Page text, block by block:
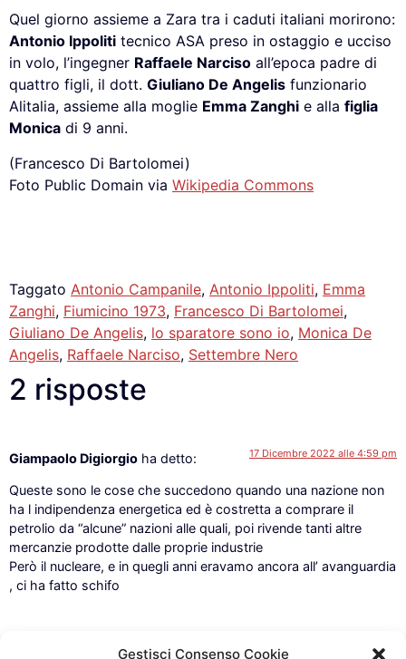
Gestisci Consenso Cookie
Quel giorno assieme a Zara tra i caduti italiani morirono:
Antonio Ippoliti tecnico ASA preso in ostaggio e ucciso
in volo, l’ingegner Raffaele Narciso all’epoca padre di
quattro figli, il dott. Giuliano De Angelis funzionario
Alitalia, assieme alla moglie Emma Zanghi e alla figlia
Monica di 9 anni.
(Francesco Di Bartolomei)
Foto Public Domain via Wikipedia Commons
Taggato Antonio Campanile, Antonio Ippoliti, Emma
Zanghi, Fiumicino 1973, Francesco Di Bartolomei,
Giuliano De Angelis, lo sparatore sono io, Monica De
Angelis, Raffaele Narciso, Settembre Nero
2 risposte
Giampaolo Digiorgio ha detto: 17 Dicembre 2022 alle 4:59 pm
Queste sono le cose che succedono quando una nazione non
ha l indipendenza energetica ed è costretta a comprare il
petrolio da “alcune” nazioni alle quali, poi rivende tanti altre
mercanzie prodotte dalle proprie industrie
Però il nucleare, e in quegli anni eravamo ancora all’ avanguardia
, ci ha fatto schifo